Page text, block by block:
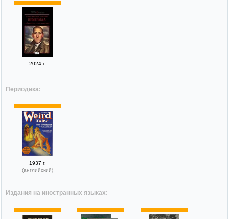
2024 г.
Периодика:
1937 г.
(английский)
Издания на иностранных языках: